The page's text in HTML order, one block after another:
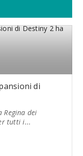
di
Regina dei
tutti i...